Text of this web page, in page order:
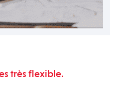
très flexible.